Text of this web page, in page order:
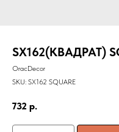
SX162(КВАДРАТ)
OracDecor
SKU: SX162 SQUARE
732 р.